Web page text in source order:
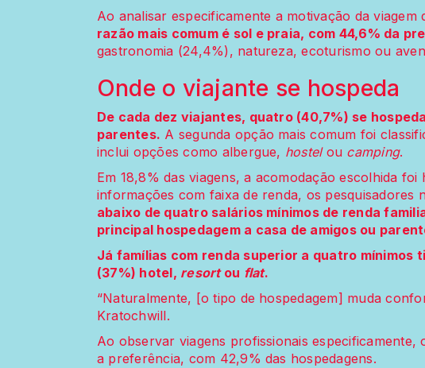
Ao analisar especificamente a motivação da viagem
razão mais comum é sol e praia, com 44,6% da
gastronomia (24,4%), natureza, ecoturismo ou
Onde o viajante se hospeda
De cada dez viajantes, quatro (40,7%) se
parentes. A segunda opção mais comum foi
inclui opções como albergue, hostelou camping.
Em 18,8% das viagens, a acomodação escolhida foi
informações com faixa de renda, os pesquisadores
abaixo de quatro salários mínimos de renda
principal hospedagem a casa de amigos ou
Já famílias com renda superior a quatro mínimos
(37%) hotel, resortou flat.
“Naturalmente, [o tipo de hospedagem] muda
Kratochwill.
Ao observar viagens profissionais especificamente,
a preferência, com 42,9% das hospedagens.